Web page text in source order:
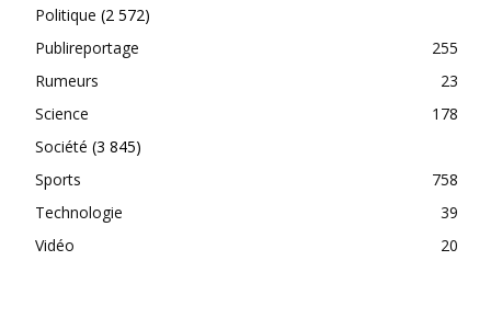
Politique (2 572)
Publireportage
255
Rumeurs
23
Science
178
Société (3 845)
Sports
758
Technologie
39
Vidéo
20